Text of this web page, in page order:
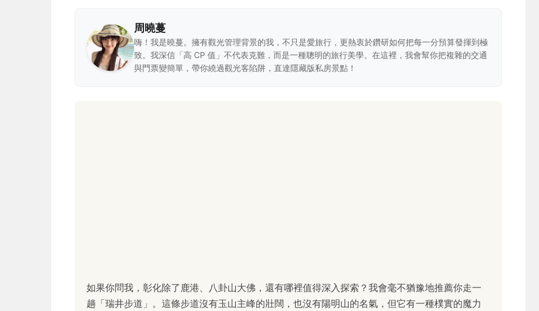
周曉蔓
嗨！我是曉蔓。擁有觀光管理背景的我，不只是愛旅行，更熱衷於鑽研如何把每一分預算發揮到極
致。我深信「高 CP 值」不代表克難，而是一種聰明的旅行美學。在這裡，我會幫你把複雜的交通
與門票變簡單，帶你繞過觀光客陷阱，直達隱藏版私房景點！
如果你問我，彰化除了鹿港、八卦山大佛，還有哪裡值得深入探索？我會毫不猶豫地推薦你走一
趟「瑞井步道」。這條步道沒有玉山主峰的壯闊，也沒有陽明山的名氣，但它有一種樸實的魔力